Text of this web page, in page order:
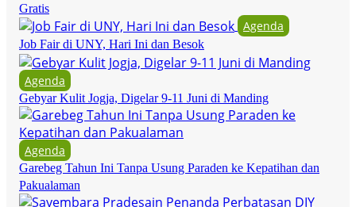
Gratis
Agenda
Job Fair di UNY, Hari Ini dan Besok
Agenda
Gebyar Kulit Jogja, Digelar 9-11 Juni di Manding
Agenda
Garebeg Tahun Ini Tanpa Usung Paraden ke Kepatihan dan
Pakualaman